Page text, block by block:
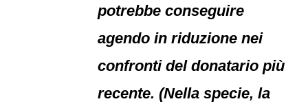
potrebbe conseguire
agendo in riduzione nei
confronti del donatario più
recente. (Nella specie, la